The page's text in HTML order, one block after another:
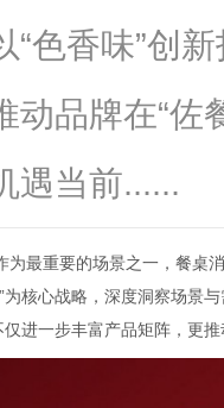
“色香味”创
动品牌在“佐
遇当前......
为最重要的场景之一，餐桌
为核心战略，深度洞察场
进一步丰富产品矩阵，更